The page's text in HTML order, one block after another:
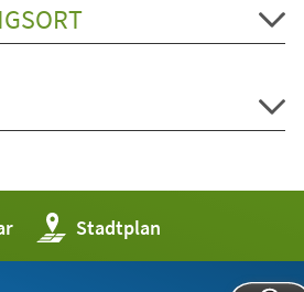
Stadtplan
(Öffnet
in
einem